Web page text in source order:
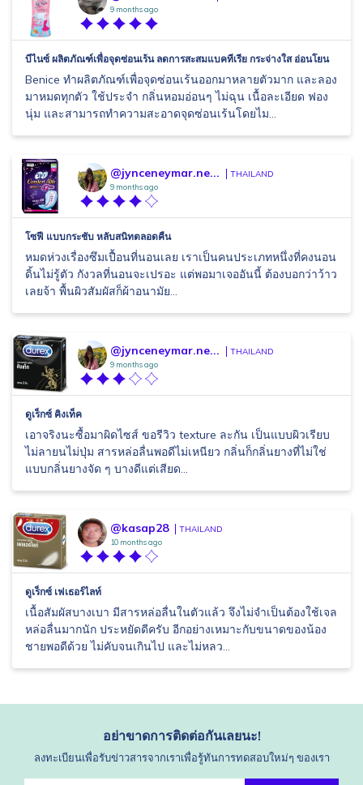
9 months ago
บีไนซ์ ผลิตภัณฑ์เพื่อจุดซ่อนเร้น ลดการสะสมแบคทีเรีย กระจ่างใส อ่อนโยน
Benice ทำผลิตภัณฑ์เพื่อจุดซ่อนเร้นออกมาหลายตัวมาก และลอง
มาหมดทุกตัว ใช้ประจำ กลิ่นหอมอ่อนๆ ไม่ฉุน เนื้อละเอียด ฟอง
นุ่ม และสามารถทำความสะอาดจุดซ่อนเร้นโดยไม...
@jynceneymar.ne... THAILAND
9 months ago
โซฟี แบบกระชับ หลับสนิทตลอดคืน
หมดห่วงเรื่องซึมเปื้อนที่นอนเลย เราเป็นคนประเภทหนึ่งที่คงนอน
ดิ้นไม่รู้ตัว กังวลที่นอนจะเปรอะ แต่พอมาเจออันนี้ ต้องบอกว่าว้าว
เลยจ้า พื้นผิวสัมผัสก็ผ้าอนามัย...
@jynceneymar.ne... THAILAND
9 months ago
ดูเร็กซ์ คิงเท็ค
เอาจริงนะซื้อมาผิดไซส์ ขอรีวิว texture ละกัน เป็นแบบผิวเรียบ
ไม่ลายนไม่ปุ่ม สารหล่อลื่นพอดีไม่เหนียว กลิ่นก็กลิ่นยางที่ไม่ใช่
แบบกลิ่นยางจัด ๆ บางดีแต่เสียด...
@kasap28 THAILAND
10 months ago
ดูเร็กซ์ เฟเธอร์ไลท์
เนื้อสัมผัสบางเบา มีสารหล่อลื่นในตัวแล้ว จึงไม่จำเป็นต้องใช้เจล
หล่อลื่นมากนัก ประหยัดดีครับ อีกอย่างเหมาะกับขนาดของน้อง
ชายพอดีด้วย ไม่คับจนเกินไป และไม่หลว...
อย่าขาดการติดต่อกันเลยนะ!
ลงทะเบียนเพื่อรับข่าวสารจากเราเพื่อรู้ทันการทดสอบใหม่ๆ ของเรา